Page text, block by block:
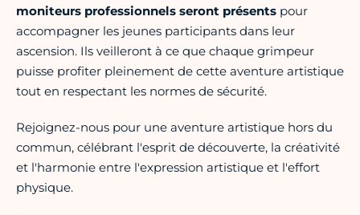
moniteurs professionnels seront présents pour
accompagner les jeunes participants dans leur
ascension. Ils veilleront à ce que chaque grimpeur
puisse profiter pleinement de cette aventure artistique
tout en respectant les normes de sécurité.
Rejoignez-nous pour une aventure artistique hors du
commun, célébrant l'esprit de découverte, la créativité
et l'harmonie entre l'expression artistique et l'effort
physique.